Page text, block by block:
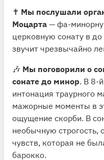
✝️ Мы послушали
Моцарта — фа-
церковную сонату в
звучит чрезвычайно
🎶 Мы поговорили о
сонате до минор. В 8-
интонация траурного
мажорные моменты в
ощущение скорби. В
необычную строгость,
чувств, которая не
барокко.